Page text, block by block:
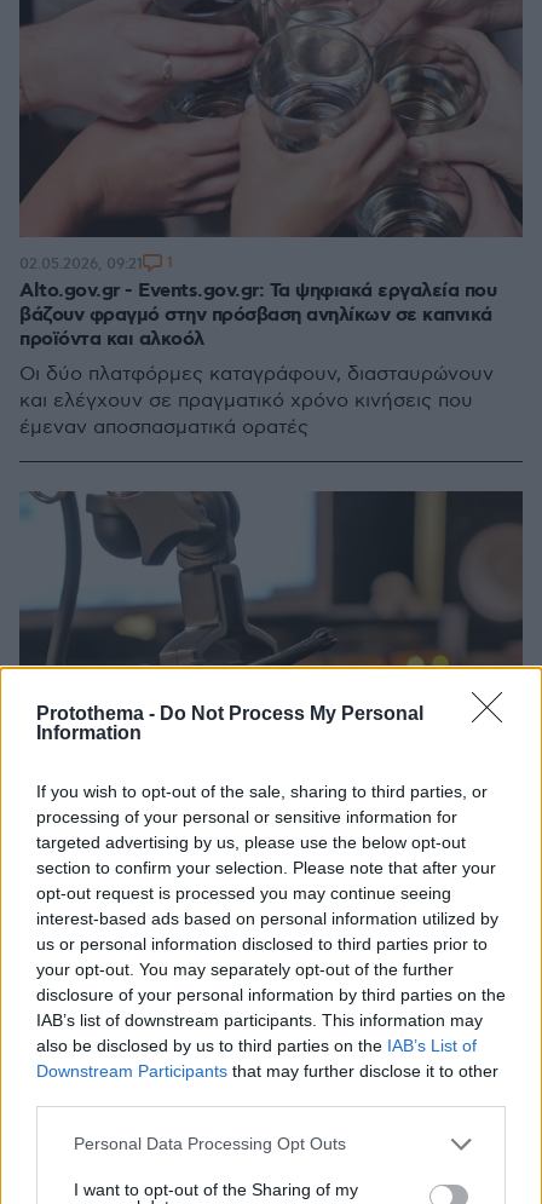
Protothema - Do Not Process My Personal
Information
If you wish to opt-out of the sale, sharing to third parties, or
processing of your personal or sensitive information for
targeted advertising by us, please use the below opt-out
section to confirm your selection. Please note that after your
opt-out request is processed you may continue seeing
interest-based ads based on personal information utilized by
us or personal information disclosed to third parties prior to
your opt-out. You may separately opt-out of the further
disclosure of your personal information by third parties on the
IAB’s list of downstream participants. This information may
also be disclosed by us to third parties on the IAB’s List of
Downstream Participants that may further disclose it to other
Please note that this website/app uses one or more Google
not limited to your visit or usage behaviour. You may click to
Personal Data Processing Opt Outs
I want to opt-out of the Sharing of my
Alto.gov.gr - Events.gov.gr: Τα ψηφιακά εργαλεία που
βάζουν φραγμό στην πρόσβαση ανηλίκων σε καπνικά
προϊόντα και αλκοόλ
Οι δύο πλατφόρμες καταγράφουν, διασταυρώνουν
και ελέγχουν σε πραγματικό χρόνο κινήσεις που
έμεναν αποσπασματικά ορατές
02.05.2026, 09:21 1
Ψηφιακό μητρώο για τα ραδιόφωνα: Υποχρεωτική
επικαιροποίηση των σταθμών μέσω gov.gr
Η διαδικασία αφορά στους σταθμούς που
περιλαμβάνονται στον κατάλογο των νομίμως
λειτουργούντων ραδιοφωνικών σταθμών, όπως αυτός
έχει διαμορφωθεί βάσει των ανωτέρω αποφάσεων
29.04.2026, 07:47